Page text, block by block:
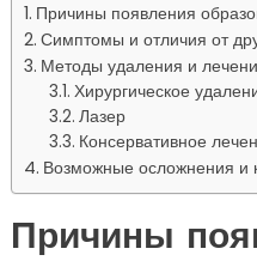
Причины появления
Симптомы и отличия от
Методы удаления и
Хирургическое
Лазер
Консервативное
Возможные осложнения и
Причины